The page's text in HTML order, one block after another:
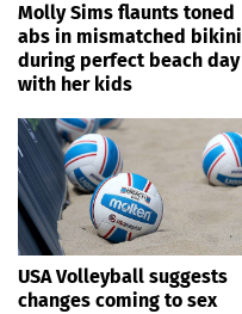
Molly Sims flaunts toned
abs in mismatched bikini
during perfect beach day
with her kids
USA Volleyball suggests
changes coming to sex